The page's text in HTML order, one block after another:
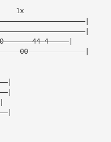
1x